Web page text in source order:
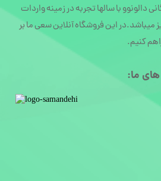
دالونوو با سالها تجربه در زمینه واردات
این فروشگاه آنلاین سعی ما بر
کنیم.
ما:​